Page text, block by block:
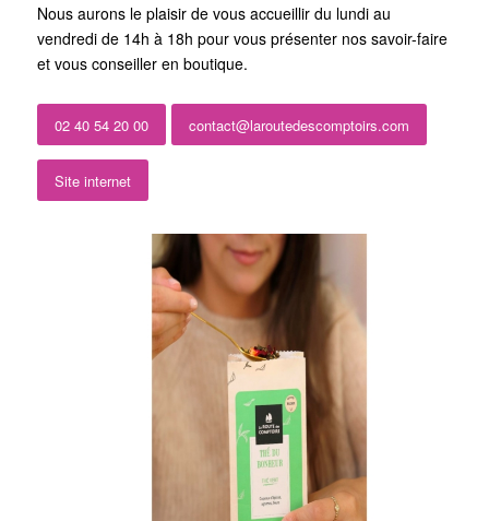
Nous aurons le plaisir de vous accueillir du lundi au
vendredi de 14h à 18h pour vous présenter nos savoir-faire
et vous conseiller en boutique.
02 40 54 20 00 contact@laroutedescomptoirs.com
Site internet